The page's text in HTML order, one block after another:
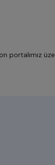
portalımız